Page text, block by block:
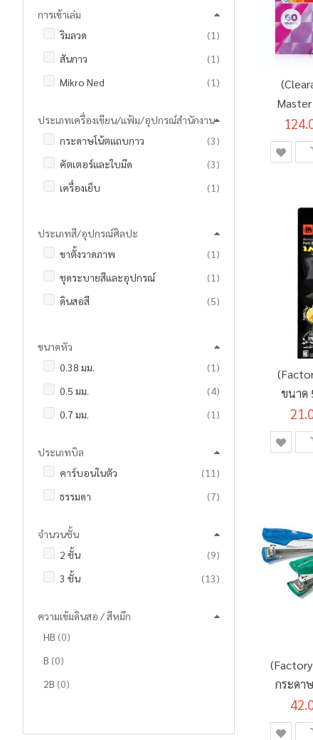
ขนาด
กระดา
รุ่
ใบส่งของธรรมดา
5รายการ
สมุดฉีก
1ชิ้น
สมุดปกแข็ง
1ชิ้น
สมุดปกอ่อน
1ชิ้น
การเข้าเล่ม
ริมลวด
1 ชิ้น
สันกาว
1 ชิ้น
Mikro Ned
1 ชิ้น
ประเภทเครื่องเขียน/แฟ้ม/อุปกรณ์สำนักงาน
กระดาษโน้ตแถบกาว
3รายการ
คัตเตอร์และใบมีด
3รายการ
เครื่องเย็บ
1 ชิ้น
ดินสอกด และ ไส้ดินสอ
3รายการ
ปากกาเจล
2รายการ
ปากกาลูกลื่น
2รายการ
ป้ายสติ๊กเกอร์
2รายการ
แฟ้มสะสมผลงาน
2รายการ
แฟ้มสันกว้าง
3รายการ
แฟ้มห่วง
9รายการ
ยางลบ
1ชิ้น
ประเภทสี/อุปกรณ์ศิลปะ
ขาตั้งวาดภาพ
1 ชิ้น
ชุดระบายสีและอุปกรณ์
1 ชิ้น
ดินสอสี
5รายการ
พู่กันและแปรงระบายสี
1ชิ้น
ขนาดหัว
0.38 มม.
1 ชิ้น
0.5 มม.
4รายการ
0.7 มม.
1 ชิ้น
ประเภทบิล
คาร์บอนในตัว
11 รายการ
ธรรมดา
7รายการ
จำนวนชั้น
2 ชั้น
9รายการ
3 ชั้น
13รายการ
ความเข้มดินสอ / สีหมึก
HB 0รายการ
B 0รายการ
2B 0รายการ
4B 0